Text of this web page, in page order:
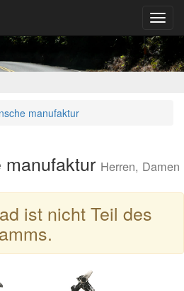
manufaktur
Herren, Damen
ist nicht Teil des